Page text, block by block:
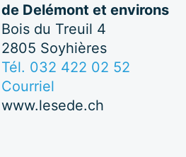
de Delémont et environs
Bois du Treuil 4
2805 Soyhières
Tél. 032 422 02 52
Courriel
www.lesede.ch